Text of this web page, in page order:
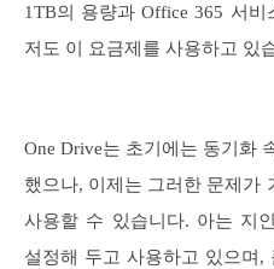
1TB의 용량과 Office 365 서
저도 이 요금제를 사용하고 있
One Drive는 초기에는 동기화
했으나, 이제는 그러한 문제가
사용할 수 있습니다. 아는 지
설정해 두고 사용하고 있으며